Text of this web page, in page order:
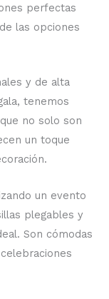
perfectas
las opciones
y de alta
tenemos
no solo son
un toque
un evento
plegables y
Son cómodas